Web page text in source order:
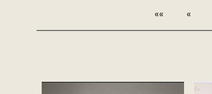
«« «